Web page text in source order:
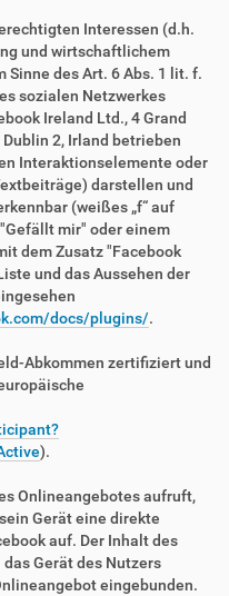
Interessen (d.h.
und wirtschaftlichem
Sinne des Art. 6 Abs. 1 lit. f.
sozialen Netzwerkes
Ireland Ltd., 4 Grand
Dublin 2, Irland betrieben
Interaktionselemente oder
darstellen und
(weißes „f“ auf
mir" oder einem
dem Zusatz "Facebook
und das Aussehen der
docs/plugins/.
Abkommen zertifiziert und
).
Onlineangebotes aufruft,
Gerät eine direkte
auf. Der Inhalt des
Gerät des Nutzers
eingebunden.